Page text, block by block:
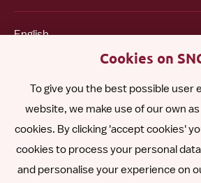
English
Polski
Other languages
Cookies on
To give you the best possible user
website, we make use of our own
cookies. By clicking 'accept cookies'
cookies to process your personal
and personalise your experience on